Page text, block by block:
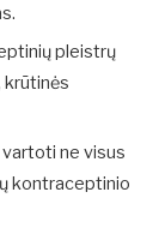
pleistrų
krūtinės
ne visus
kontraceptinio